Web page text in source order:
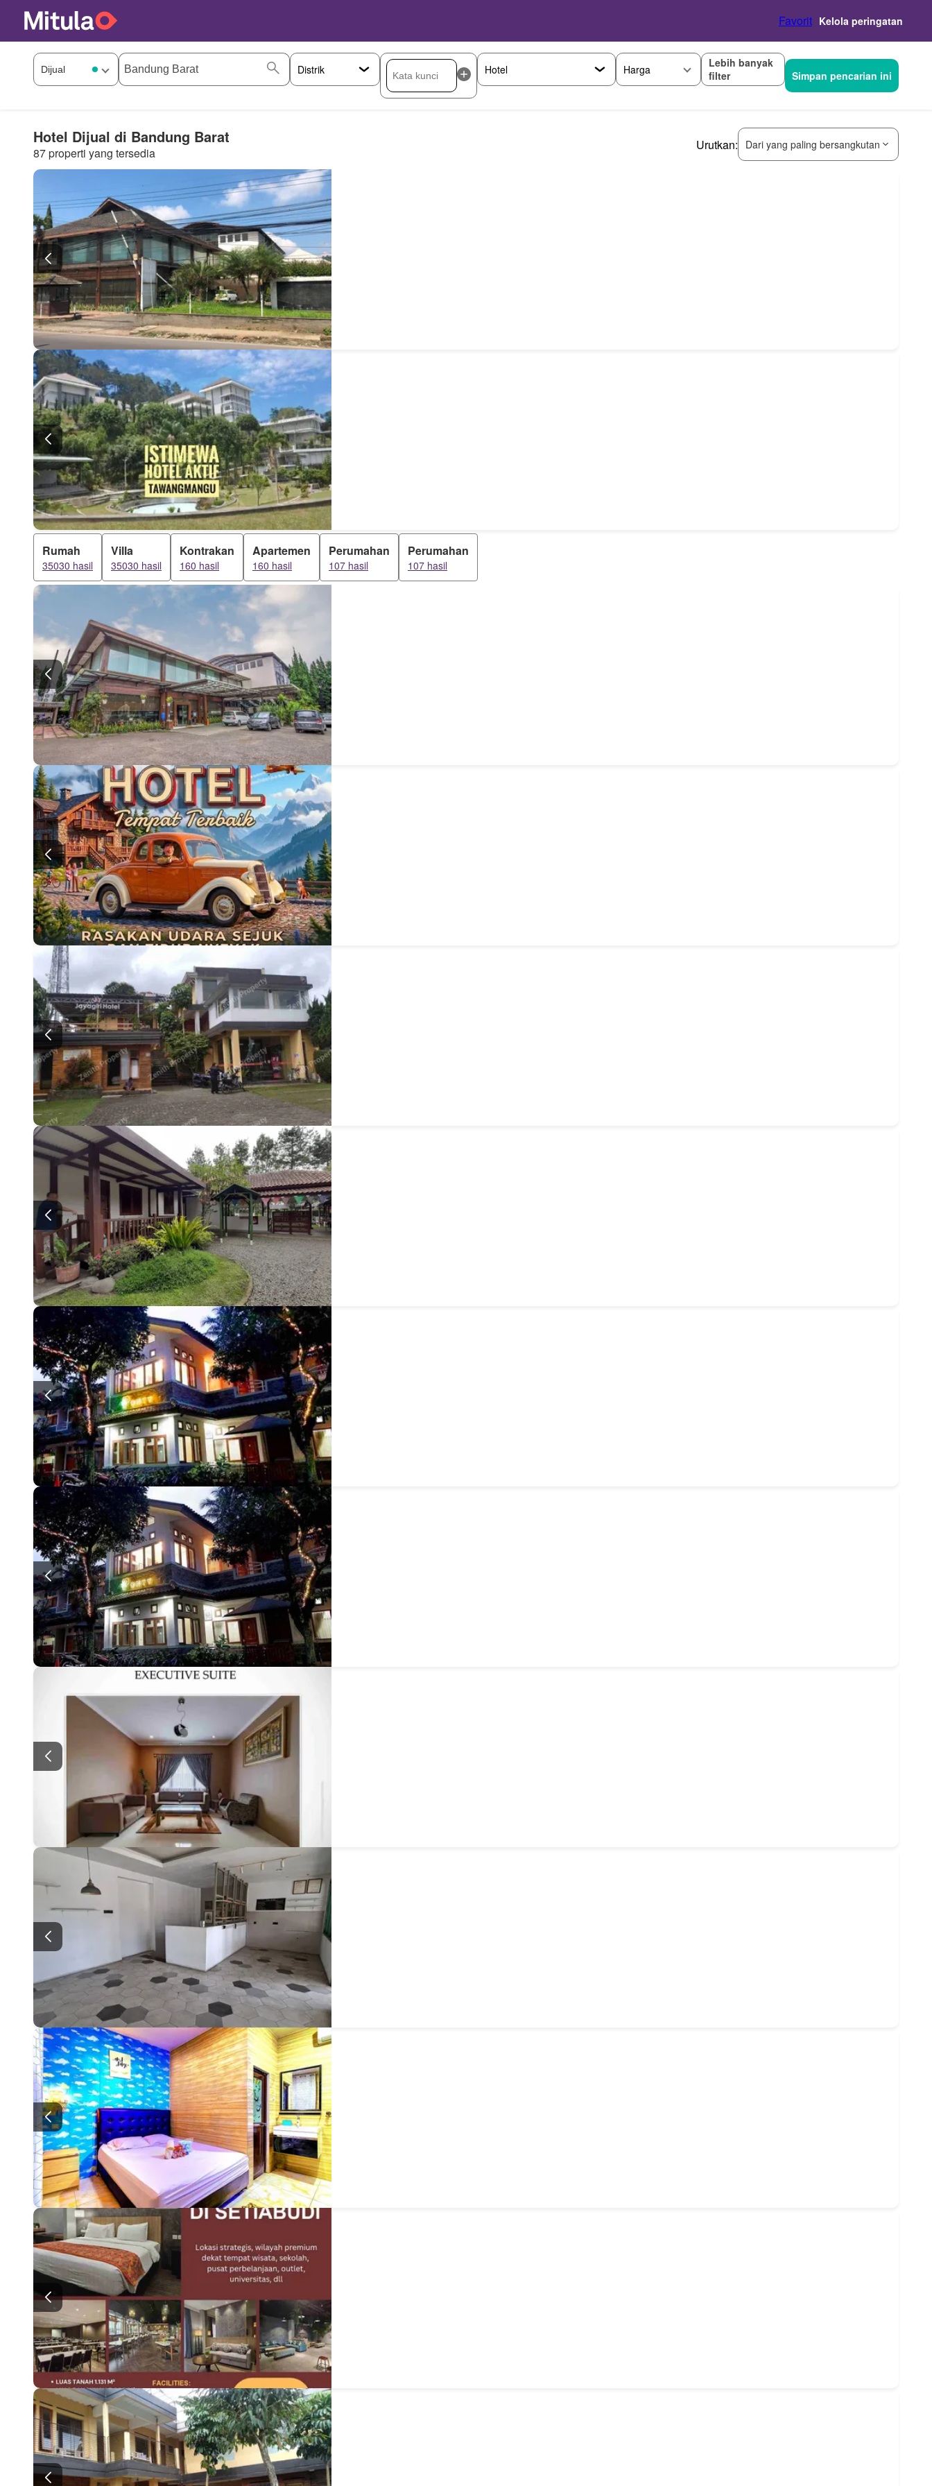
Favorit Kelola peringatan
Harga
Lebih banyak
filter
Simpan pencarian ini
Hotel Dijual di Bandung Barat
87 properti yang tersedia
Urutkan: Dari yang paling bersangkutan
Rumah
35030 hasil
Villa
35030 hasil
Kontrakan
160 hasil
Apartemen
160 hasil
Perumahan
107 hasil
Perumahan
107 hasil